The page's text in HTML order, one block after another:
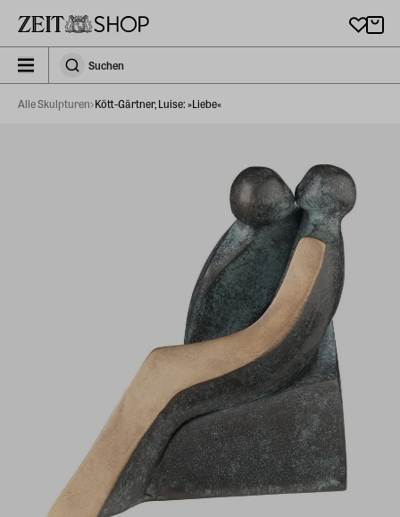
zeit_storefront.components.search.collapsed
SuchenSuchen
Alle Skulpturen Kött-Gärtner, Luise: »Liebe«